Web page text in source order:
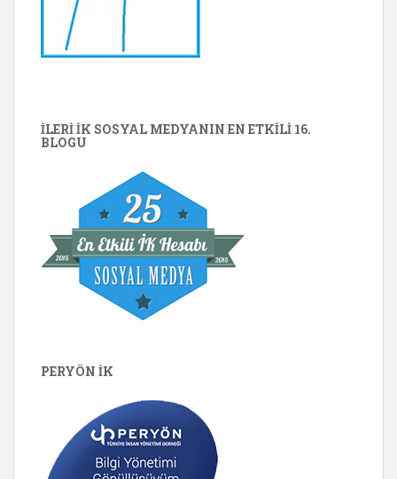
İLERİ İK SOSYAL MEDYANIN EN ETKILI 16.
BLOGU
PERYÖN İK